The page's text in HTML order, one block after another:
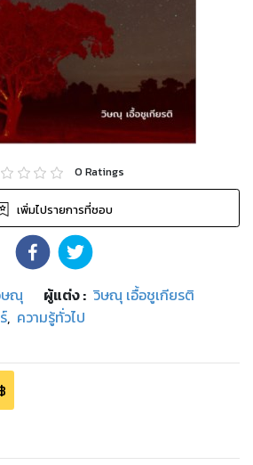
0 Ratings
เพิ่มไปรายการที่ชอบ
ษณุ ผู้แต่ง : วิษณุ เอื้อชูเกียรติ
, ความรู้ทั่วไป